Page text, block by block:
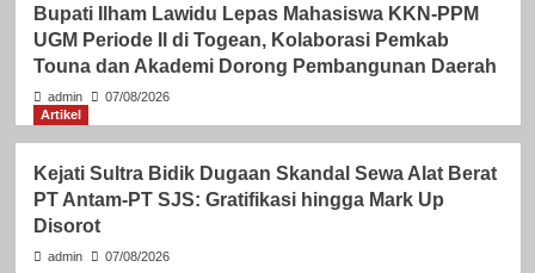
Bupati Ilham Lawidu Lepas Mahasiswa KKN-PPM
UGM Periode II di Togean, Kolaborasi Pemkab
Touna dan Akademi Dorong Pembangunan Daerah
admin
07/08/2026
Artikel
Kejati Sultra Bidik Dugaan Skandal Sewa Alat Berat
PT Antam-PT SJS: Gratifikasi hingga Mark Up
Disorot
admin 07/08/2026